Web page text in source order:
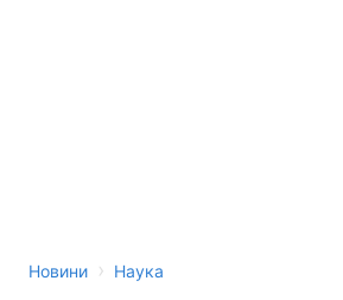
Новини › Наука